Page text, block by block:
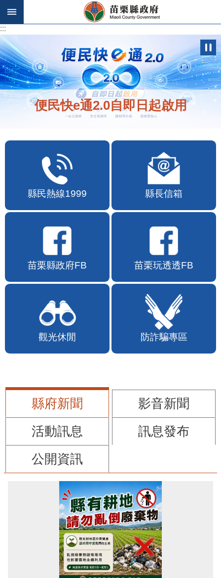
跳到主要內容區塊
:::
:::
便民快e通2.0自即日起啟用
縣民熱線1999 縣長信箱
苗栗縣政府FB 苗栗玩透透FB
觀光休閒 防詐騙專區
縣府新聞
影音新聞
活動訊息
訊息發布
公開資訊